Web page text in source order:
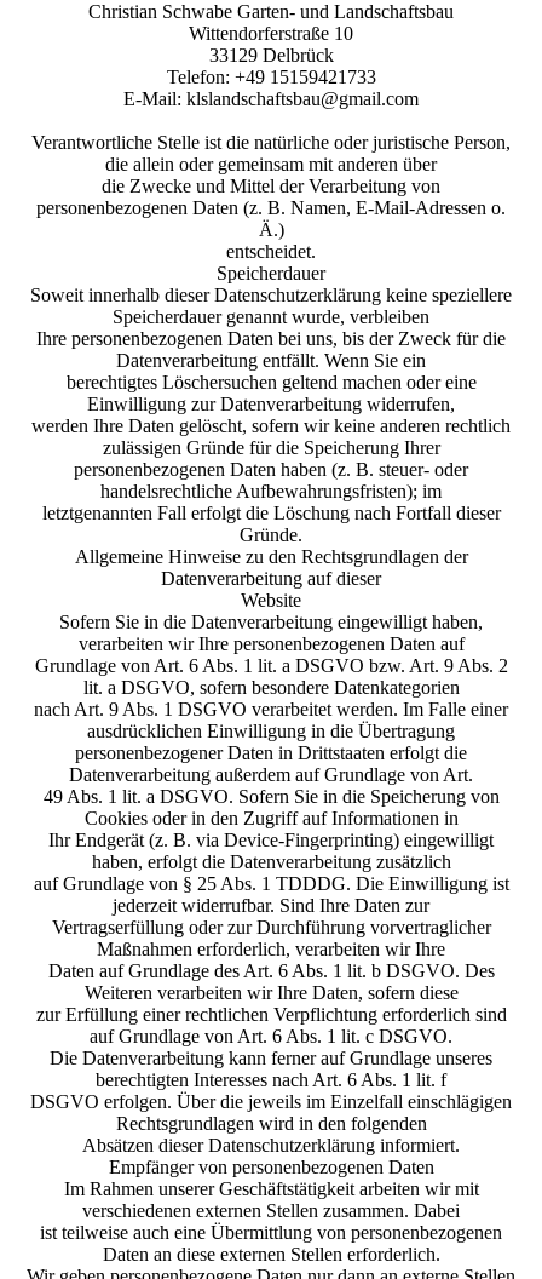
Christian Schwabe Garten- und Landschaftsbau
Wittendorferstraße 10
33129 Delbrück
Telefon: +49 15159421733
E-Mail: klslandschaftsbau@gmail.com
Verantwortliche Stelle ist die natürliche oder juristische Person,
die allein oder gemeinsam mit anderen über
die Zwecke und Mittel der Verarbeitung von
personenbezogenen Daten (z. B. Namen, E-Mail-Adressen o.
Ä.)
entscheidet.
Speicherdauer
Soweit innerhalb dieser Datenschutzerklärung keine speziellere
Speicherdauer genannt wurde, verbleiben
Ihre personenbezogenen Daten bei uns, bis der Zweck für die
Datenverarbeitung entfällt. Wenn Sie ein
berechtigtes Löschersuchen geltend machen oder eine
Einwilligung zur Datenverarbeitung widerrufen,
werden Ihre Daten gelöscht, sofern wir keine anderen rechtlich
zulässigen Gründe für die Speicherung Ihrer
personenbezogenen Daten haben (z. B. steuer- oder
handelsrechtliche Aufbewahrungsfristen); im
letztgenannten Fall erfolgt die Löschung nach Fortfall dieser
Gründe.
Allgemeine Hinweise zu den Rechtsgrundlagen der
Datenverarbeitung auf dieser
Website
Sofern Sie in die Datenverarbeitung eingewilligt haben,
verarbeiten wir Ihre personenbezogenen Daten auf
Grundlage von Art. 6 Abs. 1 lit. a DSGVO bzw. Art. 9 Abs. 2
lit. a DSGVO, sofern besondere Datenkategorien
nach Art. 9 Abs. 1 DSGVO verarbeitet werden. Im Falle einer
ausdrücklichen Einwilligung in die Übertragung
personenbezogener Daten in Drittstaaten erfolgt die
Datenverarbeitung außerdem auf Grundlage von Art.
49 Abs. 1 lit. a DSGVO. Sofern Sie in die Speicherung von
Cookies oder in den Zugriff auf Informationen in
Ihr Endgerät (z. B. via Device-Fingerprinting) eingewilligt
haben, erfolgt die Datenverarbeitung zusätzlich
auf Grundlage von § 25 Abs. 1 TDDDG. Die Einwilligung ist
jederzeit widerrufbar. Sind Ihre Daten zur
Vertragserfüllung oder zur Durchführung vorvertraglicher
Maßnahmen erforderlich, verarbeiten wir Ihre
Daten auf Grundlage des Art. 6 Abs. 1 lit. b DSGVO. Des
Weiteren verarbeiten wir Ihre Daten, sofern diese
zur Erfüllung einer rechtlichen Verpflichtung erforderlich sind
auf Grundlage von Art. 6 Abs. 1 lit. c DSGVO.
Die Datenverarbeitung kann ferner auf Grundlage unseres
berechtigten Interesses nach Art. 6 Abs. 1 lit. f
DSGVO erfolgen. Über die jeweils im Einzelfall einschlägigen
Rechtsgrundlagen wird in den folgenden
Absätzen dieser Datenschutzerklärung informiert.
Empfänger von personenbezogenen Daten
Im Rahmen unserer Geschäftstätigkeit arbeiten wir mit
verschiedenen externen Stellen zusammen. Dabei
ist teilweise auch eine Übermittlung von personenbezogenen
Daten an diese externen Stellen erforderlich.